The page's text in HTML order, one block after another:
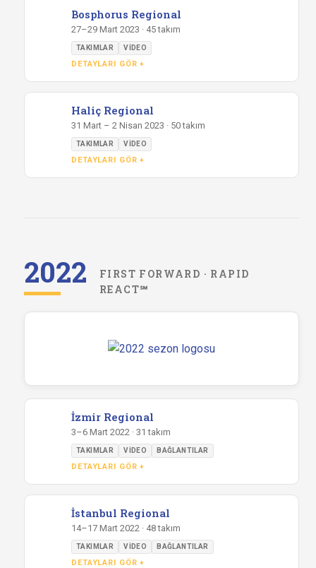
Bosphorus Regional
27–29 Mart 2023 · 45 takım
TAKIMLAR VIDEO
DETAYLARI GÖR +
Haliç Regional
31 Mart – 2 Nisan 2023 · 50 takım
TAKIMLAR VIDEO
DETAYLARI GÖR +
2022
FIRST FORWARD · RAPID
REACT℠
İzmir Regional
3–6 Mart 2022 · 31 takım
TAKIMLAR VIDEO BAĞLANTILAR
DETAYLARI GÖR +
İstanbul Regional
14–17 Mart 2022 · 48 takım
TAKIMLAR VIDEO BAĞLANTILAR
DETAYLARI GÖR +